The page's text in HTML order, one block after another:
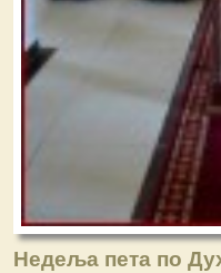
Недеља пета по